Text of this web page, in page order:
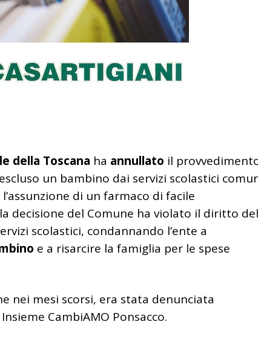
della Toscana ha annullato il
un bambino dai servizi scolastici
di un farmaco di facile
decisione del Comune ha violato il diritto del
scolastici, condannando l’ente a
e a risarcire la famiglia per le spese
nei mesi scorsi, era stata denunciata
CambiAMO Ponsacco.